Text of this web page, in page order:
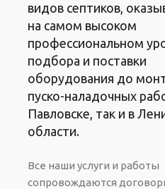
видов септиков,
на самом высоком
профессиональном
подбора и поставки
оборудования до
пуско-наладочных
Павловске, так и в
области.
Все наши услуги и работы
сопровождаются